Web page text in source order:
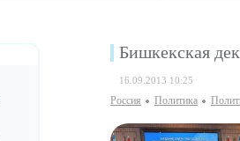
Бишкекская
16.09.2013 10:25
Россия Политика